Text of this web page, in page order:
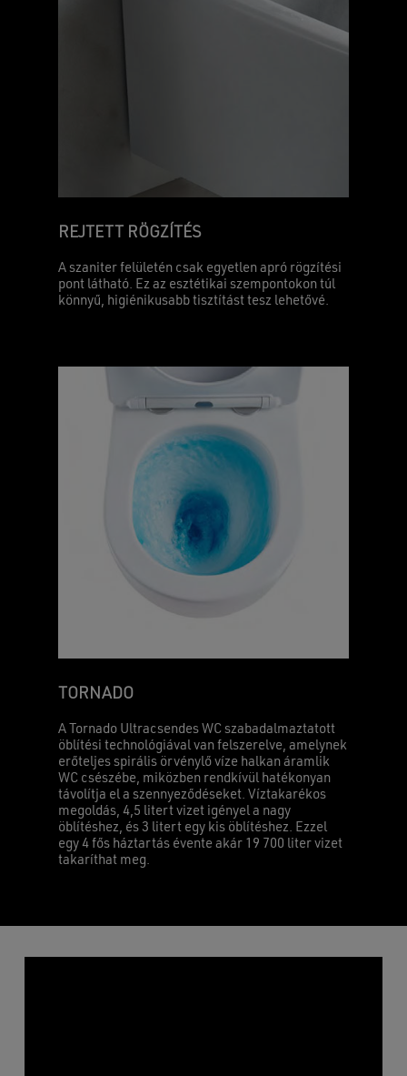
GO TO SHOP
REJTETT RÖGZÍTÉS
A szaniter felületén csak egyetlen apró rögzítési
pont látható. Ez az esztétikai szempontokon túl
könnyű, higiénikusabb tisztítást tesz lehetővé.
TORNADO
A Tornado Ultracsendes WC szabadalmaztatott
öblítési technológiával van felszerelve, amelynek
erőteljes spirális örvénylő víze halkan áramlik
WC csészébe, miközben rendkívül hatékonyan
távolítja el a szennyeződéseket. Víztakarékos
megoldás, 4,5 litert vizet igényel a nagy
öblítéshez, és 3 litert egy kis öblítéshez. Ezzel
egy 4 fős háztartás évente akár 19 700 liter vizet
takaríthat meg.